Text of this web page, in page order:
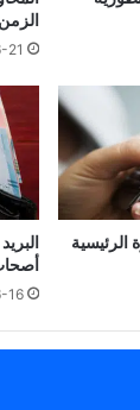
21
الرئيسية
16